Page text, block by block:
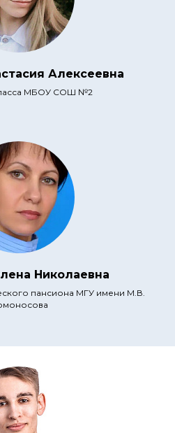
Алексеевна
МБОУ СОШ №2
Николаевна
пансиона МГУ имени М.В.